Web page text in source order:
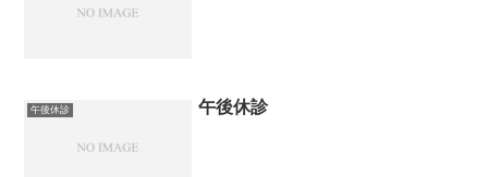
午後休診 午後休診